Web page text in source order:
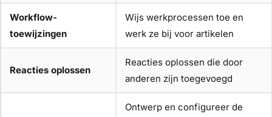
Workflow-
toewijzingen
Wijs werkprocessen toe en
werk ze bij voor artikelen
Reacties oplossen
Reacties oplossen die door
anderen zijn toegevoegd
Ontwerp en configureer de